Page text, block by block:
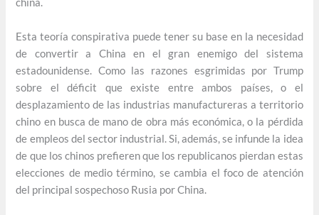
china.
Esta teoría conspirativa puede tener su base en la necesidad
de convertir a China en el gran enemigo del sistema
estadounidense. Como las razones esgrimidas por Trump
sobre el déficit que existe entre ambos países, o el
desplazamiento de las industrias manufactureras a territorio
chino en busca de mano de obra más económica, o la pérdida
de empleos del sector industrial. Si, además, se infunde la idea
de que los chinos prefieren que los republicanos pierdan estas
elecciones de medio término, se cambia el foco de atención
del principal sospechoso Rusia por China.